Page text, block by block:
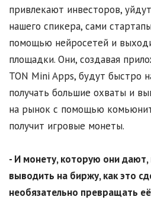
привлекают инвесторов,
нашего спикера, сами
помощью нейросетей и
площадки. Они, создавая
TON Mini Apps, будут быстро
получать большие охваты и
на рынок с помощью
получит игровые монеты.
- И монету, которую они дают,
выводить на биржу, как это
необязательно превращать